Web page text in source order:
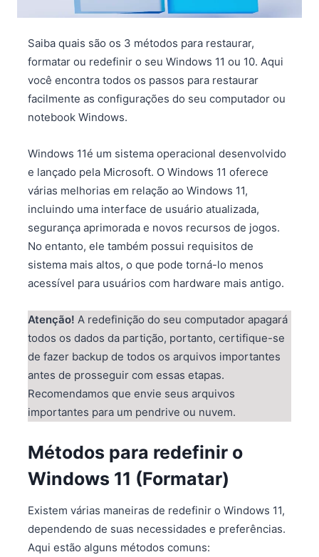
Saiba quais são os 3 métodos para restaurar,
formatar ou redefinir o seu Windows 11 ou 10. Aqui
você encontra todos os passos para restaurar
facilmente as configurações do seu computador ou
notebook Windows.
Windows 11é um sistema operacional desenvolvido
e lançado pela Microsoft. O Windows 11 oferece
várias melhorias em relação ao Windows 11,
incluindo uma interface de usuário atualizada,
segurança aprimorada e novos recursos de jogos.
No entanto, ele também possui requisitos de
sistema mais altos, o que pode torná-lo menos
acessível para usuários com hardware mais antigo.
Atenção! A redefinição do seu computador apagará
todos os dados da partição, portanto, certifique-se
de fazer backup de todos os arquivos importantes
antes de prosseguir com essas etapas.
Recomendamos que envie seus arquivos
importantes para um pendrive ou nuvem.
Métodos para redefinir o
Windows 11 (Formatar)
Existem várias maneiras de redefinir o Windows 11,
dependendo de suas necessidades e preferências.
Aqui estão alguns métodos comuns: